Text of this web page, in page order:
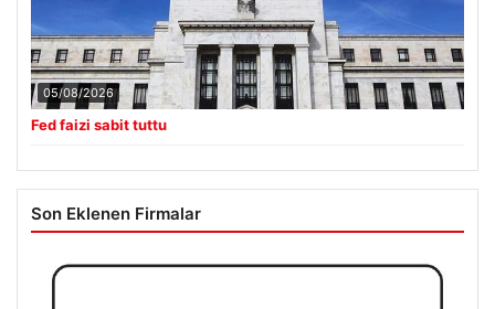
05/08/2026
Fed faizi sabit tuttu
Son Eklenen Firmalar